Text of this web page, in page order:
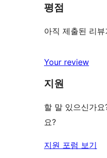
평점
아직 제출된 리
Your review
지원
할 말 있으신가
요?
지원 포럼 보기